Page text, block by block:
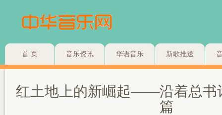
首 页 音乐资讯 华语音乐 新歌推送
红土地上的新崛起——沿着总书
篇